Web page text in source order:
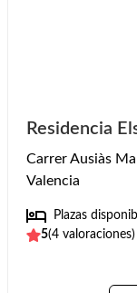
Residencia
Carrer Ausiàs
Valencia
Plazas
5(4 valoraciones)